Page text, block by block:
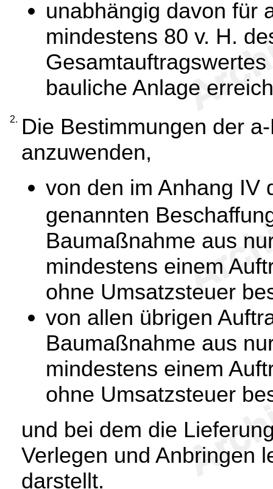
unabhängig davon für
mindestens 80 v. H.
bauliche Anlage
2. Die Bestimmungen der
anzuwenden,
von den im Anhang IV
genannten
Baumaßnahme aus
mindestens einem
ohne Umsatzsteuer
von allen übrigen
Baumaßnahme aus
mindestens einem
ohne Umsatzsteuer
und bei dem die
Verlegen und Anbringen
darstellt.